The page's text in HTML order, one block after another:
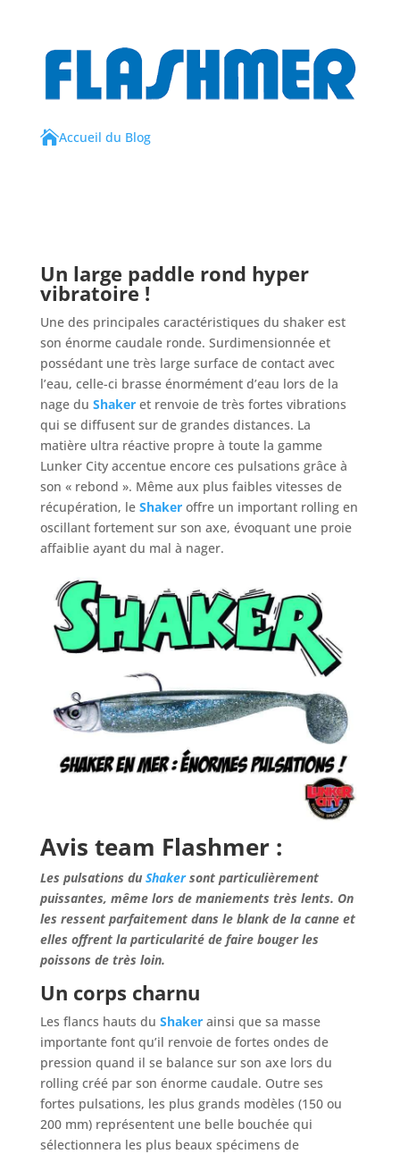
Accueil du Blog
Un large paddle rond hyper
vibratoire !
Une des principales caractéristiques du shaker est
son énorme caudale ronde. Surdimensionnée et
possédant une très large surface de contact avec
l’eau, celle-ci brasse énormément d’eau lors de la
nage du Shaker et renvoie de très fortes vibrations
qui se diffusent sur de grandes distances. La
matière ultra réactive propre à toute la gamme
Lunker City accentue encore ces pulsations grâce à
son « rebond ». Même aux plus faibles vitesses de
récupération, le Shakeroffre un important rolling en
oscillant fortement sur son axe, évoquant une proie
affaiblie ayant du mal à nager.
Avis team Flashmer :
Les pulsations du Shakersont particulièrement
puissantes, même lors de maniements très lents. On
les ressent parfaitement dans le blank de la canne et
elles offrent la particularité de faire bouger les
poissons de très loin.
Un corps charnu
Les flancs hauts du Shakerainsi que sa masse
importante font qu’il renvoie de fortes ondes de
pression quand il se balance sur son axe lors du
rolling créé par son énorme caudale. Outre ses
fortes pulsations, les plus grands modèles (150 ou
200 mm) représentent une belle bouchée qui
sélectionnera les plus beaux spécimens de